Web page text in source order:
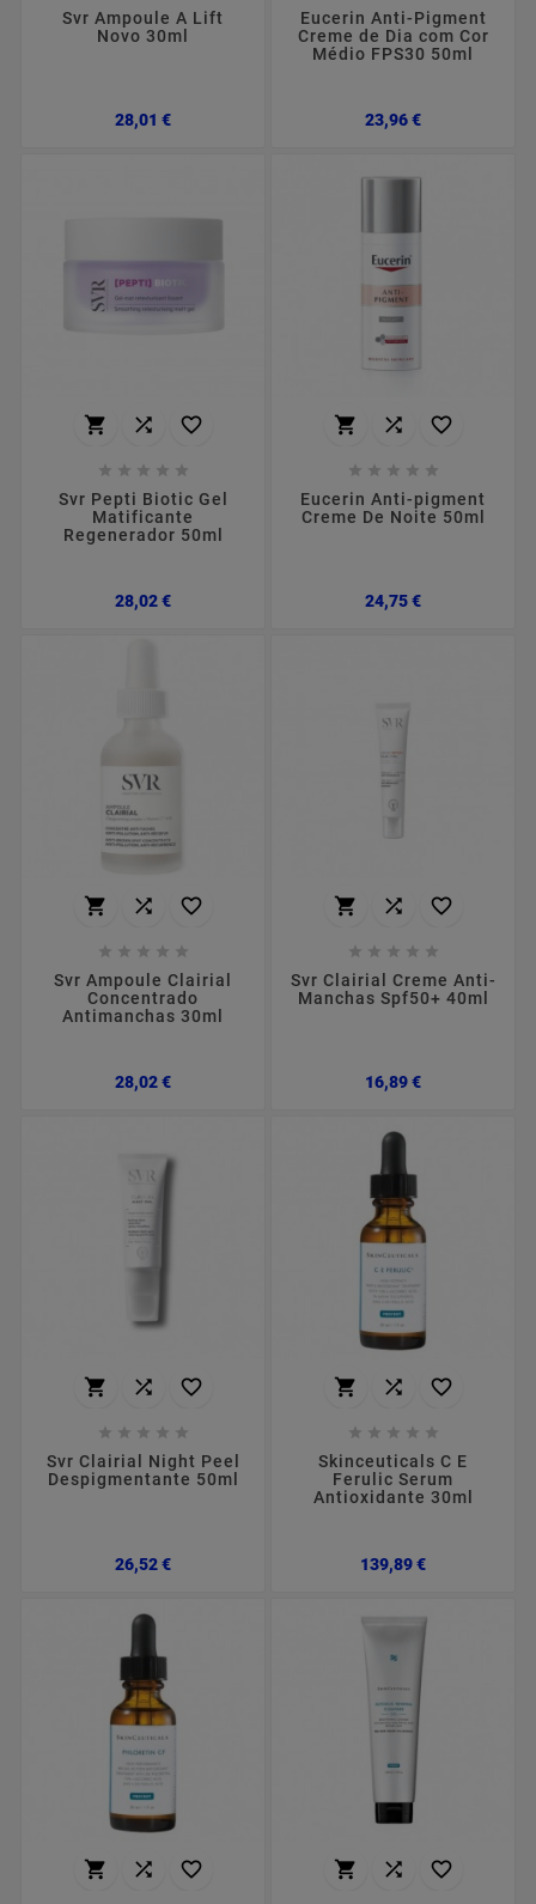
Svr Ampoule A Lift
Novo 30ml
28,01 €Preço
Eucerin Anti-Pigment
Creme de Dia com Cor
Médio FPS30 50ml
23,96 €Preço
  
    
Svr Pepti Biotic Gel
Matificante
Regenerador 50ml
28,02 €Preço
  
    
Eucerin Anti-pigment
Creme De Noite 50ml
24,75 €Preço
  
    
Svr Ampoule Clairial
Concentrado
Antimanchas 30ml
28,02 €Preço
  
    
Svr Clairial Creme Anti-
Manchas Spf50+ 40ml
16,89 €Preço
  
    
Svr Clairial Night Peel
Despigmentante 50ml
26,52 €Preço
  
    
Skinceuticals C E
Ferulic Serum
Antioxidante 30ml
139,89 €Preço
     